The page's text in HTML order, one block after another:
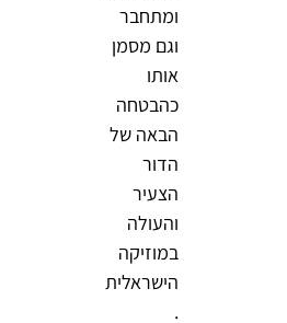
ומתחבר
וגם מסמן
אותו
כהבטחה
הבאה של
הדור
הצעיר
והעולה
במוזיקה
הישראלית
.